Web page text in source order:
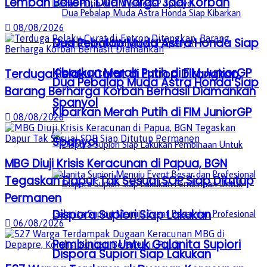
Dua Pebalap Muda Astra Honda Siap
Kibarkan Merah Putih di FIM JuniorGP
Spanyol
Dispora Supiori Siap Lakukan
Pembinaan Untuk Galanita Supiori
Dua Pebalap Muda Astra Honda Siap
Kibarkan Merah Putih di FIM JuniorGP
Spanyol
Dispora Supiori Siap Lakukan
08/08/2026
Terduga Pelaku Curat di Entrop Ditangkap,
Barang Berharga Korban Berhasil Diamankan
08/08/2026
MBG Diuji Krisis Keracunan di Papua, BGN
Tegaskan Dapur Tak Sesuai SOP Siap Ditutup
Permanen
06/08/2026